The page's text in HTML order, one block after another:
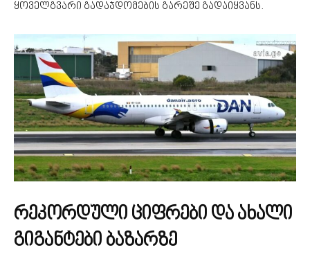
ყოველგვარი გადაჯდომების გარეშე გადაიყვანს.
რეკორდული ციფრები და ახალი
გიგანტები ბაზარზე